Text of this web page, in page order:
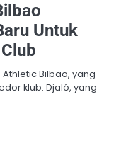
Untuk
Bilbao, yang
klub. Djaló, yang